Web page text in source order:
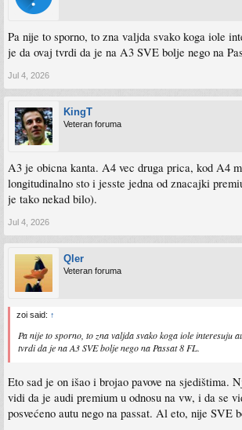
Pa nije to sporno, to zna valjda svako koga iole
je da ovaj tvrdi da je na A3 SVE bolje nego na
Jul 4, 2026
KingT
Veteran foruma
A3 je obicna kanta. A4 vec druga prica, kod A4
longitudinalno sto i jesste jedna od znacajki
je tako nekad bilo).
Jul 4, 2026
Qler
Veteran foruma
zoi said: ↑
Pa nije to sporno, to zna valjda svako koga iole interesuju
tvrdi da je na A3 SVE bolje nego na Passat 8 FL.
Eto sad je on išao i brojao pavove na sjedištima.
vidi da je audi premium u odnosu na vw, i da se
posvećeno autu nego na passat. Al eto, nije